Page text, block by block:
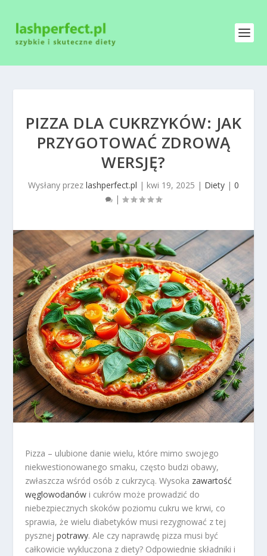
PIZZA DLA CUKRZYKÓW: JAK
PRZYGOTOWAĆ ZDROWĄ
WERSJĘ?
Wysłany przez lashperfect.pl | kwi 19, 2025 | Diety | 0
|
Pizza – ulubione danie wielu, które mimo swojego
niekwestionowanego smaku, często budzi obawy,
zwłaszcza wśród osób z cukrzycą. Wysoka zawartość
węglowodanów i cukrów może prowadzić do
niebezpiecznych skoków poziomu cukru we krwi, co
sprawia, że wielu diabetyków musi rezygnować z tej
pysznejpotrawy. Ale czy naprawdę pizza musi być
całkowicie wykluczona z diety? Odpowiednie składniki i